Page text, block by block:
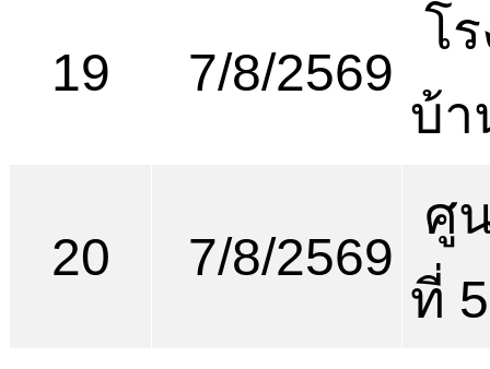
19 7/8/2569
โ
บ้า
20 7/8/2569
ศู
ที่